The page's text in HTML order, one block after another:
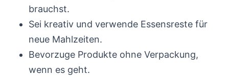
brauchst.
Sei kreativ und verwende Essensreste für
neue Mahlzeiten.
Bevorzuge Produkte ohne Verpackung,
wenn es geht.